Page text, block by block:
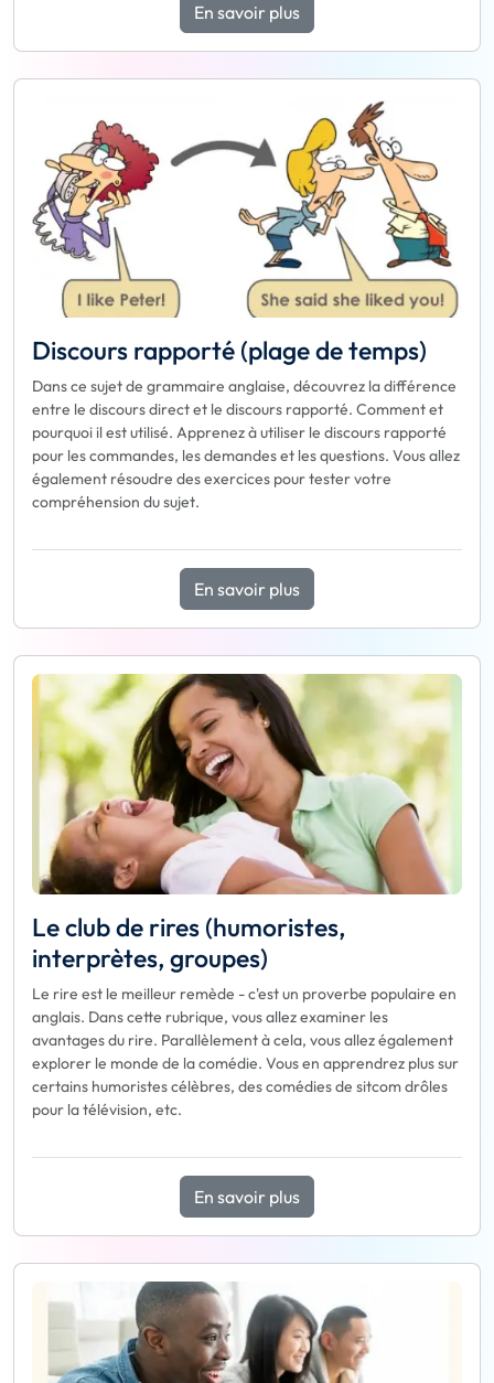
En savoir plus
Discours rapporté (plage de temps)
Dans ce sujet de grammaire anglaise, découvrez la différence
entre le discours direct et le discours rapporté. Comment et
pourquoi il est utilisé. Apprenez à utiliser le discours rapporté
pour les commandes, les demandes et les questions. Vous allez
également résoudre des exercices pour tester votre
compréhension du sujet.
En savoir plus
Le club de rires (humoristes,
interprètes, groupes)
Le rire est le meilleur remède - c'est un proverbe populaire en
anglais. Dans cette rubrique, vous allez examiner les
avantages du rire. Parallèlement à cela, vous allez également
explorer le monde de la comédie. Vous en apprendrez plus sur
certains humoristes célèbres, des comédies de sitcom drôles
pour la télévision, etc.
En savoir plus